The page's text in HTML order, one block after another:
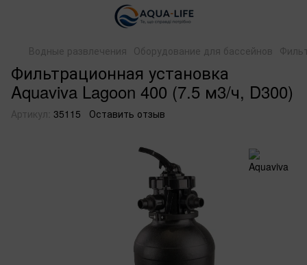
Водные развлечения Оборудование для бассейнов
Фильтрационная установка
Aquaviva Lagoon 400 (7.5 м3/ч, D300)
Артикул: 35115 Оставить отзыв